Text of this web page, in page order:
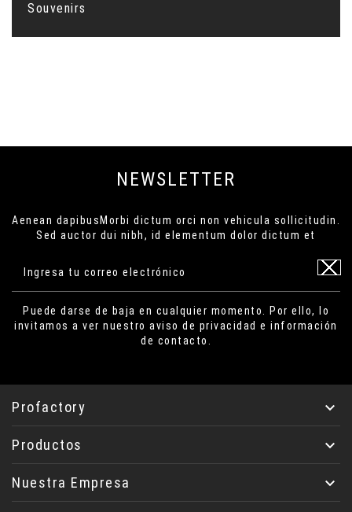
Souvenirs
NEWSLETTER
Aenean dapibusMorbi dictum orci non vehicula sollicitudin.
Sed auctor dui nibh, id elementum dolor dictum et
Puede darse de baja en cualquier momento. Por ello, lo
invitamos a ver nuestro aviso de privacidad e información
de contacto.
Profactory 
Productos 
Nuestra Empresa 